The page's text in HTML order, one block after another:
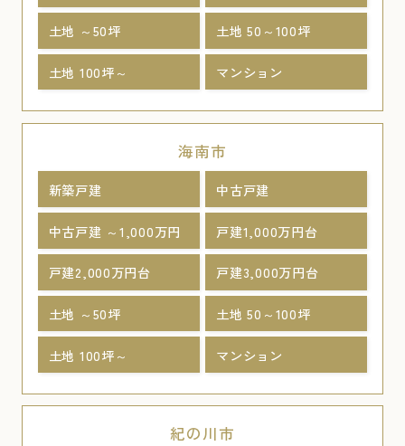
土地 ～50坪 土地 50～100坪
土地 100坪～ マンション
海南市
新築戸建 中古戸建
中古戸建 ～1,000万円 戸建1,000万円台
戸建2,000万円台 戸建3,000万円台
土地 ～50坪 土地 50～100坪
土地 100坪～ マンション
紀の川市